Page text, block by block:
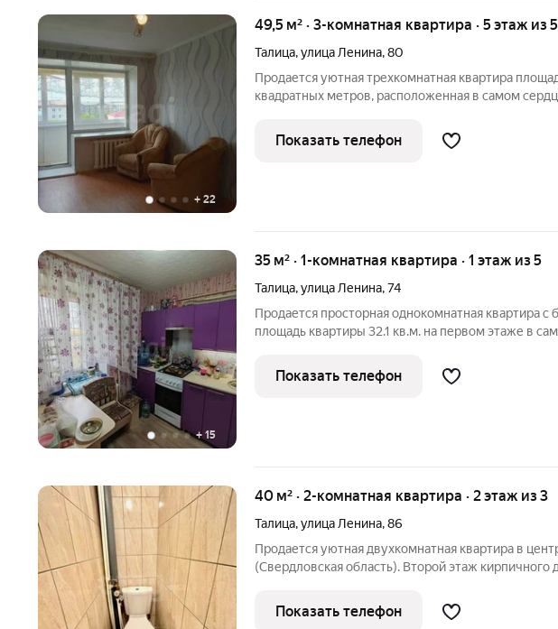
+ 22
49,5 м² · 3-комнатная квартира · 5 этаж из 5
Талица,улица Ленина,80
Продается уютная трехкомнатная квартира
квадратных метров, расположенная в самом
ценит спокойствие и комфорт, ведь вы не будете
соседях
Показать телефон
+ 15
35 м² · 1-комнатная квартира · 1 этаж из 5
Талица,улица Ленина,74
Продается просторная однокомнатная квартира с
площадь квартиры 32.1 кв.м. на первом этаже в
зале имеются натяжные потолки, практически вся
квартире
Показать телефон
40 м² · 2-комнатная квартира · 2 этаж из 3
Талица,улица Ленина,86
Продается уютная двухкомнатная квартира в
(Свердловская область). Второй этаж кирпичного
кухня функциональная планировка. Вся инфраструктура под
рукой: магазины,
Показать телефон